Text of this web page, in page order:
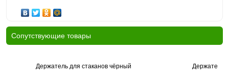
Cопутствующие товары
Держатель для стаканов чёрный Держатель